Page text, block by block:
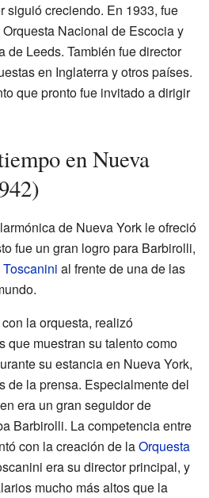
siguió creciendo. En 1933, fue
Nacional de Escocia y
de Leeds. También fue director
en Inglaterra y otros países.
que pronto fue invitado a dirigir
en Nueva
de Nueva York le ofreció
fue un gran logro para Barbirolli,
al frente de una de las
la orquesta, realizó
que muestran su talento como
su estancia en Nueva York,
de la prensa. Especialmente del
era un gran seguidor de
Barbirolli. La competencia entre
con la creación de laOrquesta
era su director principal, y
mucho más altos que la